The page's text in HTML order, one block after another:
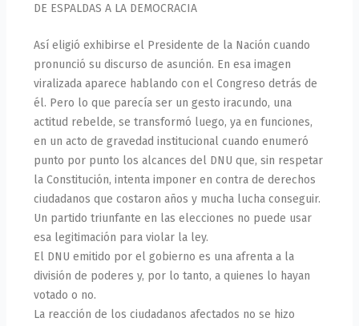
DE ESPALDAS A LA DEMOCRACIA
Así eligió exhibirse el Presidente de la Nación cuando
pronunció su discurso de asunción. En esa imagen
viralizada aparece hablando con el Congreso detrás de
él. Pero lo que parecía ser un gesto iracundo, una
actitud rebelde, se transformó luego, ya en funciones,
en un acto de gravedad institucional cuando enumeró
punto por punto los alcances del DNU que, sin respetar
la Constitución, intenta imponer en contra de derechos
ciudadanos que costaron años y mucha lucha conseguir.
Un partido triunfante en las elecciones no puede usar
esa legitimación para violar la ley.
El DNU emitido por el gobierno es una afrenta a la
división de poderes y, por lo tanto, a quienes lo hayan
votado o no.
La reacción de los ciudadanos afectados no se hizo